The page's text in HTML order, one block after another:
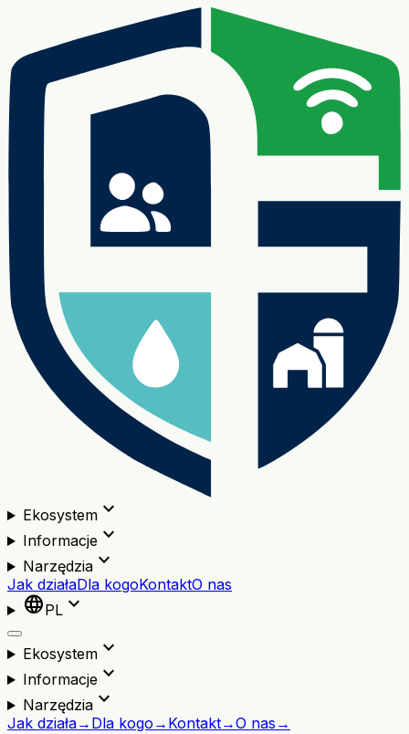
Ekosystemexpand_more
Informacjeexpand_more
Narzędziaexpand_more
Jak działaDla kogoKontaktO nas
languagePL expand_more
Ekosystemexpand_more
Informacjeexpand_more
Narzędziaexpand_more
Jak działa→ Dla kogo → Kontakt→O nas →